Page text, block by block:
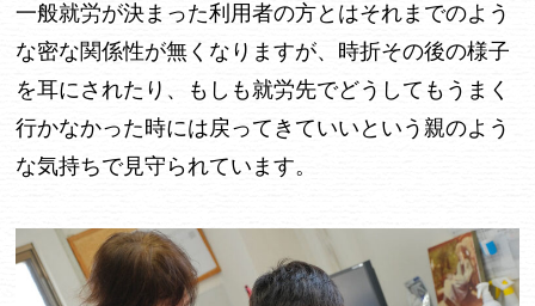
一般就労が決まった利用者の方とはそれまでのよう
な密な関係性が無くなりますが、時折その後の様子
を耳にされたり、もしも就労先でどうしてもうまく
行かなかった時には戻ってきていいという親のよう
な気持ちで見守られています。